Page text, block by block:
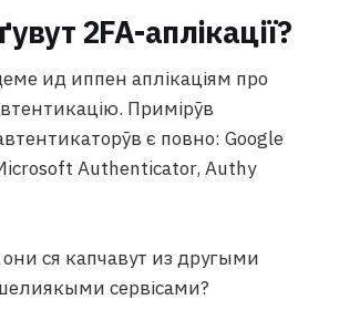
2FA-аплікації?
ид иппен аплікаціям про
Примірӯв
є повно: Google
Authenticator, Authy
ся капчавут из другыми
сервісами?